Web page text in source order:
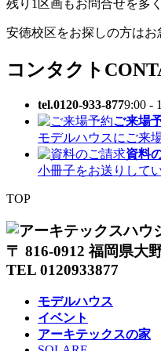
残り1区画もお問合せを多
安徳校区をお探しの方はお
コンタクト
tel.0120-933-8779:00 -
ご来場
モデルハウスにご来
資料
小冊子をお送りして
TOP
〒 816-0912 福岡県大
TEL 0120933877
モデルハウス
イベント
アーキテックスの家